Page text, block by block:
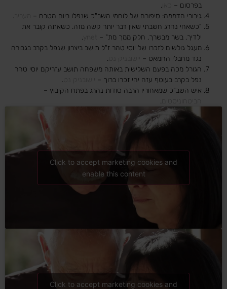
בפרסום –
.
גיבורי הדממה: סיפורם של לוחמי השב"כ שנפלו ביום הטבח –
.
"כשאחי נהרג חשבתי שאין דבר יותר קשה מזה. כשאתה קובר את
ילדיך, בשר מבשרך, חלק ממך מת" –
.
מעגל גולשים לזכרו של יוסי טהר ז"ל תושב ביצרון שנפל בקרב בגבורה
נגד מחבלי החמאס –
.
הגורל מכה בפעם השלישית באותה משפחה תושב עזריקם יוסי טהר
נפל בקרב בעוטף עזה יהי זכרו ברוך –
.
איש השב”כ שמאחוריו הרבה סודות נהרג בפתח הקיבוץ –
.
Click to accept marketing cookies and
enable this content
Click to accept marketing cookies and